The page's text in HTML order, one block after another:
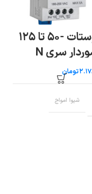
ترموستات -۵۰ تا ۱۲۵
سنسوردار سری N
امواج
تومان
شیوا امواج